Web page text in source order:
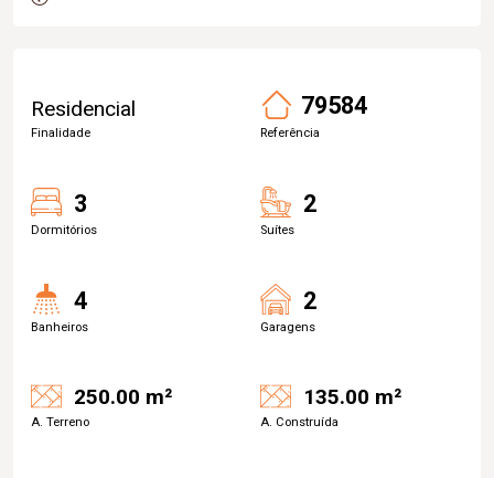
Residencial
Finalidade
79584
Referência
3
Dormitórios
2
Suítes
4
Banheiros
2
Garagens
250.00 m²
A. Terreno
135.00 m²
A. Construída